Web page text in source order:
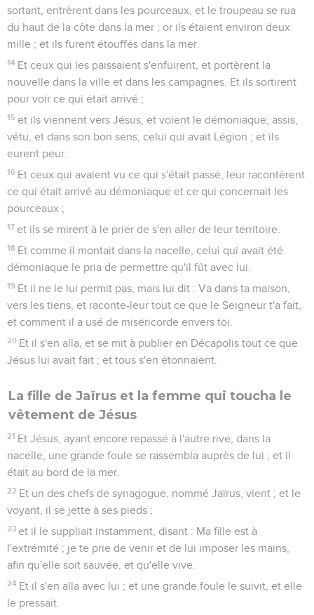
sortant, entrèrent dans les pourceaux, et le troupeau se rua
du haut de la côte dans la mer ; or ils étaient environ deux
mille ; et ils furent étouffés dans la mer.
14 Et ceux qui les paissaient s'enfuirent, et portèrent la
nouvelle dans la ville et dans les campagnes. Et ils sortirent
pour voir ce qui était arrivé ;
15 et ils viennent vers Jésus, et voient le démoniaque, assis,
vêtu, et dans son bon sens, celui qui avait Légion ; et ils
eurent peur.
16 Et ceux qui avaient vu ce qui s'était passé, leur racontèrent
ce qui était arrivé au démoniaque et ce qui concernait les
pourceaux ;
17 et ils se mirent à le prier de s'en aller de leur territoire.
18 Et comme il montait dans la nacelle, celui qui avait été
démoniaque le pria de permettre qu'il fût avec lui.
19 Et il ne le lui permit pas, mais lui dit : Va dans ta maison,
vers les tiens, et raconte-leur tout ce que le Seigneur t'a fait,
et comment il a usé de miséricorde envers toi.
20 Et il s'en alla, et se mit à publier en Décapolis tout ce que
Jésus lui avait fait ; et tous s'en étonnaient.
La fille de Jaïrus et la femme qui toucha le
vêtement de Jésus
21 Et Jésus, ayant encore repassé à l'autre rive, dans la
nacelle, une grande foule se rassembla auprès de lui ; et il
était au bord de la mer.
22 Et un des chefs de synagogue, nommé Jaïrus, vient ; et le
voyant, il se jette à ses pieds ;
23 et il le suppliait instamment, disant : Ma fille est à
l'extrémité ; je te prie de venir et de lui imposer les mains,
afin qu'elle soit sauvée, et qu'elle vive.
24 Et il s'en alla avec lui ; et une grande foule le suivit, et elle
le pressait.